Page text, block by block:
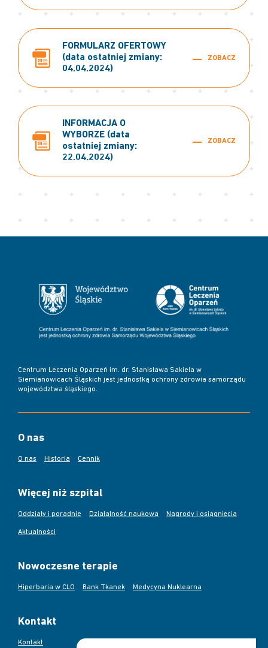
FORMULARZ OFERTOWY
(data ostatniej zmiany:
04.04.2024)
ZOBACZ
INFORMACJA O
WYBORZE (data
ostatniej zmiany:
22.04.2024)
ZOBACZ
Centrum Leczenia Oparzeń im. dr. Stanisława Sakiela w
Siemianowicach Śląskich jest jednostką ochrony zdrowia samorządu
województwa śląskiego.
O nas
O nas Historia Cennik
Więcej niż szpital
Oddziały i poradnie Działalność naukowa Nagrody i osiągnięcia
Aktualności
Nowoczesne terapie
Hiperbaria w CLO Bank Tkanek Medycyna Nuklearna
Kontakt
Kontakt